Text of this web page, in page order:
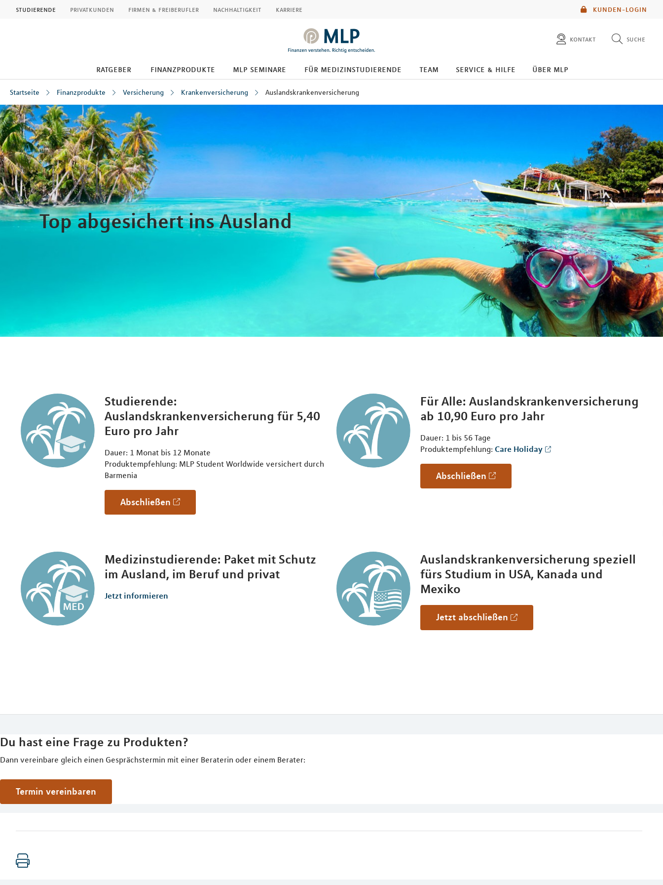
KUNDEN-LOGIN
studierende privatkunden firmen & freiberufler nachhaltigkeit karriere
kontakt suche
diese website durchsuchen
ratgeber finanzprodukte mlp seminare für medizinstudierende team service & hilfe über mlp
Startseite Finanzprodukte Versicherung Krankenversicherung Auslandskrankenversicherung
Inhalt
Top abgesichert ins Ausland
Studierende:
Auslandskrankenversicherung für 5,40
Euro pro Jahr
Dauer: 1 Monat bis 12 Monate
Produktempfehlung: MLP Student Worldwide versichert durch
Barmenia
Abschließen
Für Alle: Auslandskrankenversicherung
ab 10,90 Euro pro Jahr
Dauer: 1 bis 56 Tage
Produktempfehlung: Care Holiday
Abschließen
Medizinstudierende: Paket mit Schutz
im Ausland, im Beruf und privat
Jetzt informieren
Auslandskrankenversicherung speziell
fürs Studium in USA, Kanada und
Mexiko
Jetzt abschließen
Du hast eine Frage zu Produkten?
Dann vereinbare gleich einen Gesprächstermin mit einer Beraterin oder einem Berater:
Termin vereinbaren